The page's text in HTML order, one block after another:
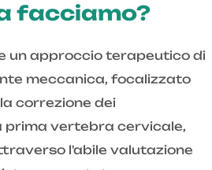
facciamo?
un approccio terapeutico di
meccanica, focalizzato
correzione dei
prima vertebra cervicale,
l'abile valutazione